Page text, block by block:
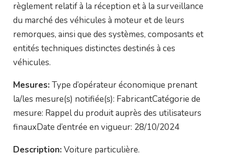
règlement relatif à la réception et à la surveillance
du marché des véhicules à moteur et de leurs
remorques, ainsi que des systèmes, composants et
entités techniques distinctes destinés à ces
véhicules.
Mesures: Type d’opérateur économique prenant
la/les mesure(s) notifiée(s): FabricantCatégorie de
mesure: Rappel du produit auprès des utilisateurs
finauxDate d’entrée en vigueur: 28/10/2024
Description: Voiture particulière.